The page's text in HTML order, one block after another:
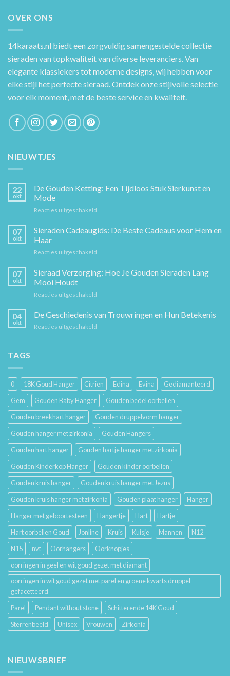
OVER ONS
14karaats.nl biedt een zorgvuldig samengestelde collectie
sieraden van topkwaliteit van diverse leveranciers. Van
elegante klassiekers tot moderne designs, wij hebben voor
elke stijl het perfecte sieraad. Ontdek onze stijlvolle selectie
voor elk moment, met de beste service en kwaliteit.
NIEUWTJES
22
okt
De Gouden Ketting: Een Tijdloos Stuk Sierkunst en
Mode
Reacties uitgeschakeld
Gouden
Sierkunst
07
okt
Sieraden Cadeaugids: De Beste Cadeaus voor Hem en
Haar
Reacties uitgeschakeld
Cadeaugids:
De
Hem
07
okt
Sieraad Verzorging: Hoe Je Gouden Sieraden Lang
Mooi Houdt
Reacties uitgeschakeld
Verzorging:
04
okt
De Geschiedenis van Trouwringen en Hun Betekenis
Reacties uitgeschakeld
Hun
Betekenis
TAGS
0 18K Goud Hanger Citrien Edina Evina
Gediamanteerd
Gem
Gouden Baby Hanger
Gouden bedel oorbellen
Gouden breekhart hanger
Gouden druppelvorm hanger
Gouden hanger met zirkonia
Gouden Hangers
Gouden hart hanger
Gouden hartje hanger met zirkonia
Gouden Kinderkop Hanger
Gouden kinder oorbellen
Gouden kruis hanger
Gouden kruis hanger met Jezus
Gouden kruis hanger met zirkonia
Gouden plaat hanger
Hanger
Hanger met geboortesteen
Hangertje Hart
Hartje
Hart oorbellen Goud
Jonline Kruis Kuisje Mannen
N12
N15
nvt Oorhangers
Oorknopjes
oorringen in geel en wit goud gezet met diamant
oorringen in wit goud gezet met parel en groene kwarts druppel
gefacetteerd
Parel
Pendant without stone
Schitterende 14K Goud
Sterrenbeeld
Unisex Vrouwen Zirkonia
NIEUWSBRIEF